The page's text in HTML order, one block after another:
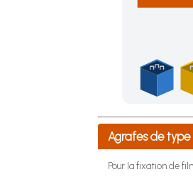
Achetez 4 sachets
Agrafes de type
Pour la fixation de